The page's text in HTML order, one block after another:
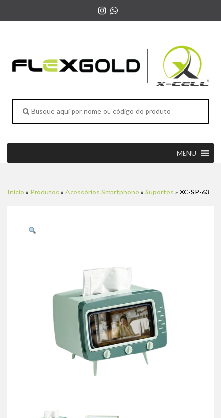
MENU
Início » Produtos » Acessórios Smartphone» Suportes » XC-SP-63